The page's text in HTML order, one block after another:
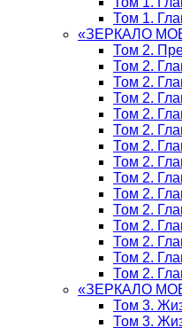
Том 1.
«ЗЕРКАЛО
Том 2.
Том 2.
Том 2.
Том 2.
Том 2.
Том 2.
Том 2.
Том 2.
Том 2.
Том 2.
Том 2.
Том 2.
Том 2.
Том 2.
Том 2.
«ЗЕРКАЛО
Том 3.
Том 3.